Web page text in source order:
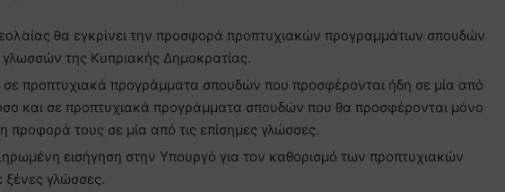
θα εγκρίνει την προσφορά προπτυχιακών προγραμμάτων σπουδών
της Κυπριακής Δημοκρατίας.
προπτυχιακά προγράμματα σπουδών που προσφέρονται ήδη σε μία από
και σε προπτυχιακά προγράμματα σπουδών που θα προσφέρονται μόνο
προφορά τους σε μία από τις επίσημες γλώσσες.
εισήγηση στην Υπουργό για τον καθορισμό των προπτυχιακών
γλώσσες.